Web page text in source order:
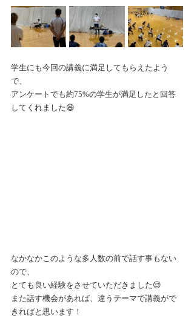
学生にも今回の講義に満足してもらえたよう
で、
アンケートでも約75%の学生が満足したと回答
してくれました😆
なかなかこのような多人数の前で話す事もない
ので、
とても良い経験をさせていただきました😌
また話す機会があれば、違うテーマで講義がで
きればと思います！